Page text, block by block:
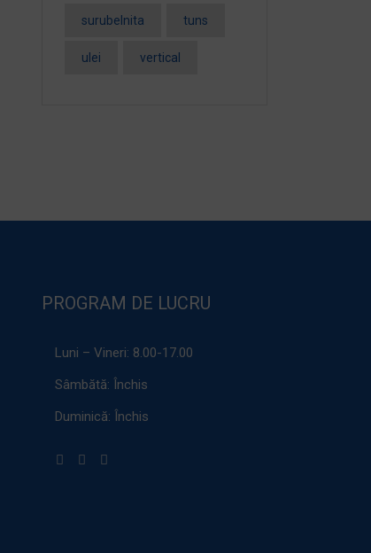
surubelnita tuns
ulei vertical
PROGRAM DE LUCRU
Luni – Vineri: 8.00-17.00
Sâmbătă: Închis
Duminică: Închis